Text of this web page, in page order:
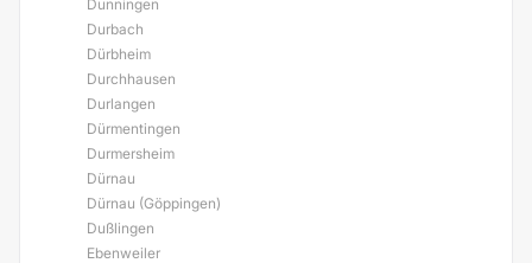
Dunningen
Durbach
Dürbheim
Durchhausen
Durlangen
Dürmentingen
Durmersheim
Dürnau
Dürnau (Göppingen)
Dußlingen
Ebenweiler